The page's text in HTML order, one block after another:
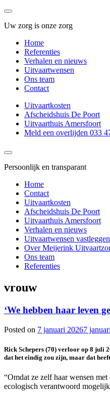
Uw zorg is onze zorg
Home
Referenties
Verhalen en nieuws
Uitvaartwensen
Ons team
Contact
Uitvaartkosten
Afscheidshuis De Poort
Uitvaarthuis Amersfoort
Meld een overlijden 033
Persoonlijk en transparant
Home
Contact
Uitvaartkosten
Afscheidshuis De Poort
Uitvaarthuis Amersfoort
Verhalen en nieuws
Uitvaartwensen vastleggen
Over Meijerink
Ons team
Referenties
vrouw
‘We hebben haar leven
Posted on 7 januari 20267
Rick Schepers (70) verloor op 8 juli
dat het eindig zou zijn, maar dat
“Omdat ze zelf haar wensen
ecologisch verantwoord